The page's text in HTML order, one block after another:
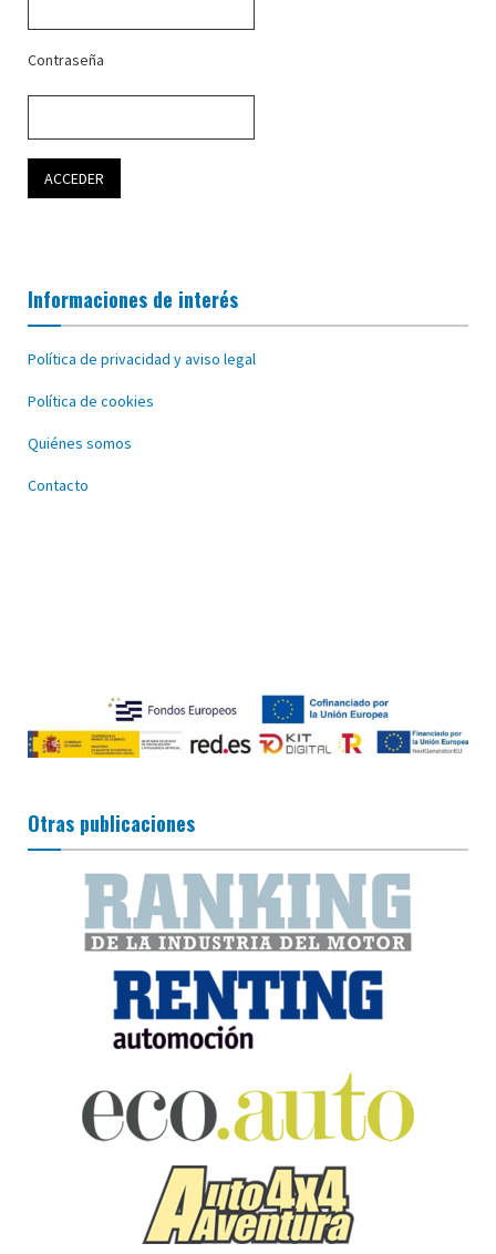
Contraseña
Informaciones de interés
Política de privacidad y aviso legal
Política de cookies
Quiénes somos
Contacto
Otras publicaciones